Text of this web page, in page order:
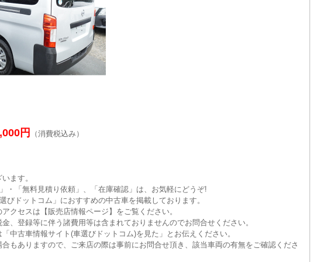
円 （消費税込み）
ます。
・「無料見積り依頼」、「在庫確認」は、お気軽にどうぞ!
びドットコム」におすすめの中古車を掲載しております。
クセスは【販売店情報ページ】をご覧ください。
、登録等に伴う諸費用等は含まれておりませんのでお問合せください。
中古車情報サイト(車選びドットコム)を見た」とお伝えください。
もありますので、ご来店の際は事前にお問合せ頂き、該当車両の有無をご確認くださ